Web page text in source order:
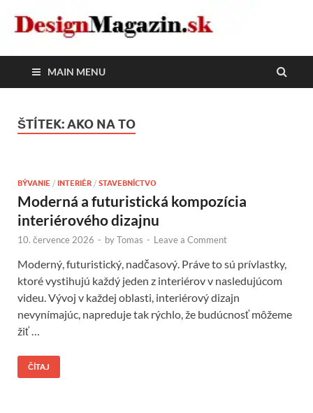
DesignMagazin.sk
Magazín o modernom bývaní
MAIN MENU
ŠTÍTEK:AKO NA TO
BÝVANIE / INTERIÉR / STAVEBNÍCTVO
Moderná a futuristická kompozícia
interiérového dizajnu
10. července 2026 - byTomas - Leave a Comment
Moderný, futuristický, nadčasový. Práve to sú prívlastky,
ktoré vystihujú každý jeden z interiérov v nasledujúcom
videu. Vývoj v každej oblasti, interiérový dizajn
nevynímajúc, napreduje tak rýchlo, že budúcnosť môžeme
žiť …
ČÍTAJ